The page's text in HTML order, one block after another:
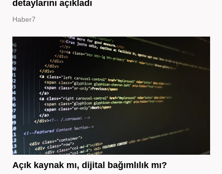
detaylarını açıkladı
Haber7
Açık kaynak mı, dijital bağımlılık mı?